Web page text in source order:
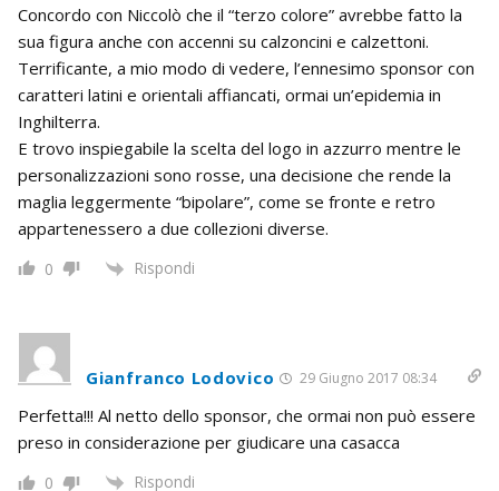
Concordo con Niccolò che il “terzo colore” avrebbe fatto la
sua figura anche con accenni su calzoncini e calzettoni.
Terrificante, a mio modo di vedere, l’ennesimo sponsor con
caratteri latini e orientali affiancati, ormai un’epidemia in
Inghilterra.
E trovo inspiegabile la scelta del logo in azzurro mentre le
personalizzazioni sono rosse, una decisione che rende la
maglia leggermente “bipolare”, come se fronte e retro
appartenessero a due collezioni diverse.
0 Rispondi
Gianfranco Lodovico 29 Giugno 2017 08:34
Perfetta!!! Al netto dello sponsor, che ormai non può essere
preso in considerazione per giudicare una casacca
0 Rispondi